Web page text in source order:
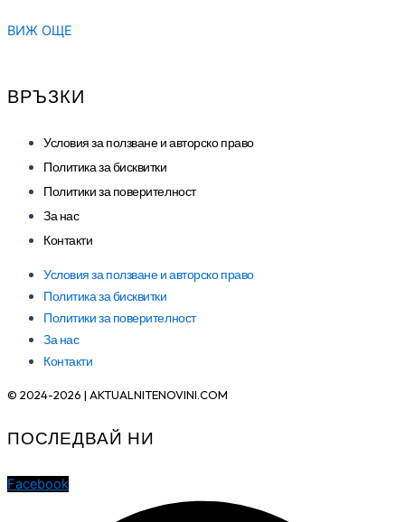
ВИЖ ОЩЕ
ВРЪЗКИ
Условия за ползване и авторско право
Политика за бисквитки
Политики за поверителност
За нас
Контакти
Условия за ползване и авторско право
Политика за бисквитки
Политики за поверителност
За нас
Контакти
© 2024-2026 | AKTUALNITENOVINI.COM
ПОСЛЕДВАЙ НИ
Facebook